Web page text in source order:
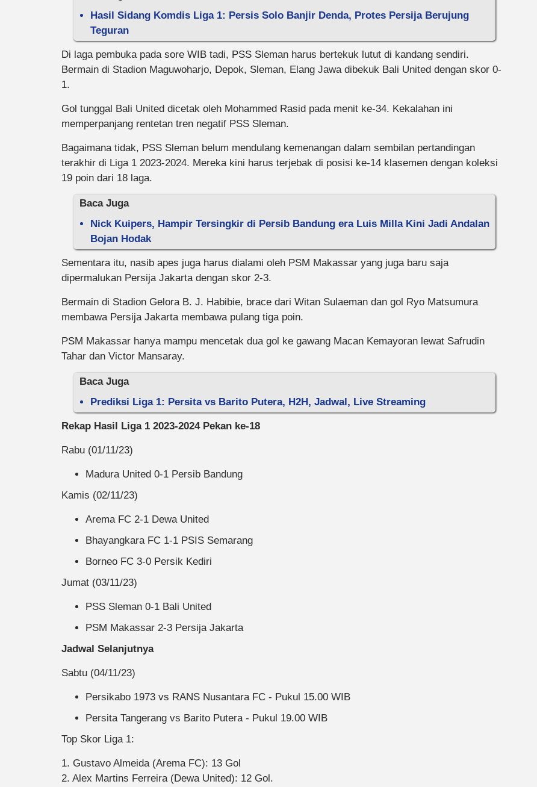
Hasil Sidang Komdis Liga 1: Persis Solo Banjir Denda, Protes Persija Berujung
Teguran
Di laga pembuka pada sore WIB tadi, PSS Sleman harus bertekuk lutut di kandang sendiri.
Bermain di Stadion Maguwoharjo, Depok, Sleman, Elang Jawa dibekuk Bali United dengan skor 0-
1.
Gol tunggal Bali United dicetak oleh Mohammed Rasid pada menit ke-34. Kekalahan ini
memperpanjang rentetan tren negatif PSS Sleman.
Bagaimana tidak, PSS Sleman belum mendulang kemenangan dalam sembilan pertandingan
terakhir di Liga 1 2023-2024. Mereka kini harus terjebak di posisi ke-14 klasemen dengan koleksi
19 poin dari 18 laga.
Baca Juga
Nick Kuipers, Hampir Tersingkir di Persib Bandung era Luis Milla Kini Jadi Andalan
Bojan Hodak
Sementara itu, nasib apes juga harus dialami oleh PSM Makassar yang juga baru saja
dipermalukan Persija Jakarta dengan skor 2-3.
Bermain di Stadion Gelora B. J. Habibie, brace dari Witan Sulaeman dan gol Ryo Matsumura
membawa Persija Jakarta membawa pulang tiga poin.
PSM Makassar hanya mampu mencetak dua gol ke gawang Macan Kemayoran lewat Safrudin
Tahar dan Victor Mansaray.
Baca Juga
Prediksi Liga 1: Persita vs Barito Putera, H2H, Jadwal, Live Streaming
Rekap Hasil Liga 1 2023-2024 Pekan ke-18
Rabu (01/11/23)
Madura United 0-1 Persib Bandung
Kamis (02/11/23)
Arema FC 2-1 Dewa United
Bhayangkara FC 1-1 PSIS Semarang
Borneo FC 3-0 Persik Kediri
Jumat (03/11/23)
PSS Sleman 0-1 Bali United
PSM Makassar 2-3 Persija Jakarta
Jadwal Selanjutnya
Sabtu (04/11/23)
Persikabo 1973 vs RANS Nusantara FC - Pukul 15.00 WIB
Persita Tangerang vs Barito Putera - Pukul 19.00 WIB
Top Skor Liga 1:
1. Gustavo Almeida (Arema FC): 13 Gol
2. Alex Martins Ferreira (Dewa United): 12 Gol.